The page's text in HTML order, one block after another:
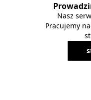
Nasz
Pracujemy